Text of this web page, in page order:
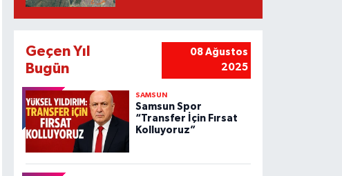
Geçen Yıl
Bugün
08 Ağustos
2025
SAMSUN
Samsun Spor
“Transfer İçin Fırsat
Kolluyoruz”